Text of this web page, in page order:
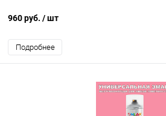
960 руб. / шт
Подробнее